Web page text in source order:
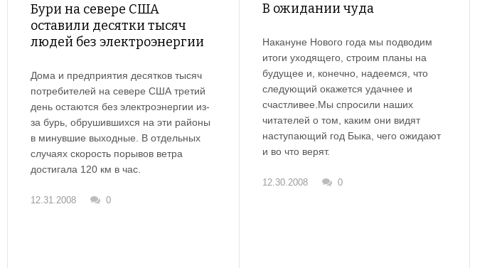
Бури на севере США
оставили десятки тысяч
людей без электроэнергии
Дома и предприятия десятков тысяч
потребителей на севере США третий
день остаются без электроэнергии из-
за бурь, обрушившихся на эти районы
в минувшие выходные. В отдельных
случаях скорость порывов ветра
достигала 120 км в час.
12.31.2008 0
В ожидании чуда
Накануне Нового года мы подводим
итоги уходящего, строим планы на
будущее и, конечно, надеемся, что
следующий окажется удачнее и
счастливее.Мы спросили наших
читателей о том, каким они видят
наступающий год Быка, чего ожидают
и во что верят.
12.30.2008 0